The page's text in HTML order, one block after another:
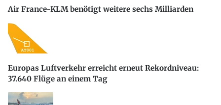
Air France-KLM benötigt weitere sechs Milliarden
Europas Luftverkehr erreicht erneut Rekordniveau:
37.640 Flüge an einem Tag